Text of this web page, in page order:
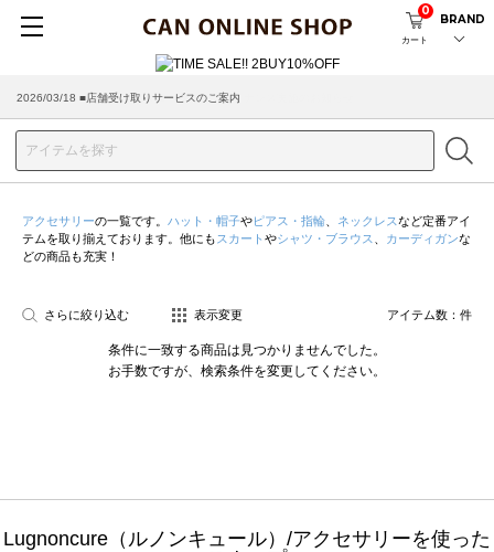
カート
0
BRAND
2026/08/04 ■8/13(木)AM2:00～サイトメンテナンス実施のお知らせ
2026/03/18 ■店舗受け取りサービスのご案内
アクセサリーの一覧です。 ハット・帽子やピアス・指輪 ネックレスなど定番アイ
テムを取り揃えております。他にも スカート やシャツ・ブラウス カーディガンな
どの商品も充実！
さらに絞り込む 表示変更 アイテム数： 件
条件に一致する商品は見つかりませんでした。
お手数ですが、検索条件を変更してください。
Lugnoncure（ルノンキュール）/アクセサリーを使った